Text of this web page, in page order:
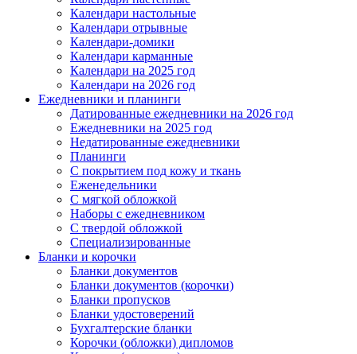
Календари настольные
Календари отрывные
Календари-домики
Календари карманные
Календари на 2025 год
Календари на 2026 год
Ежедневники и планинги
Датированные ежедневники на 2026 год
Ежедневники на 2025 год
Недатированные ежедневники
Планинги
С покрытием под кожу и ткань
Еженедельники
С мягкой обложкой
Наборы с ежедневником
С твердой обложкой
Специализированные
Бланки и корочки
Бланки документов
Бланки документов (корочки)
Бланки пропусков
Бланки удостоверений
Бухгалтерские бланки
Корочки (обложки) дипломов